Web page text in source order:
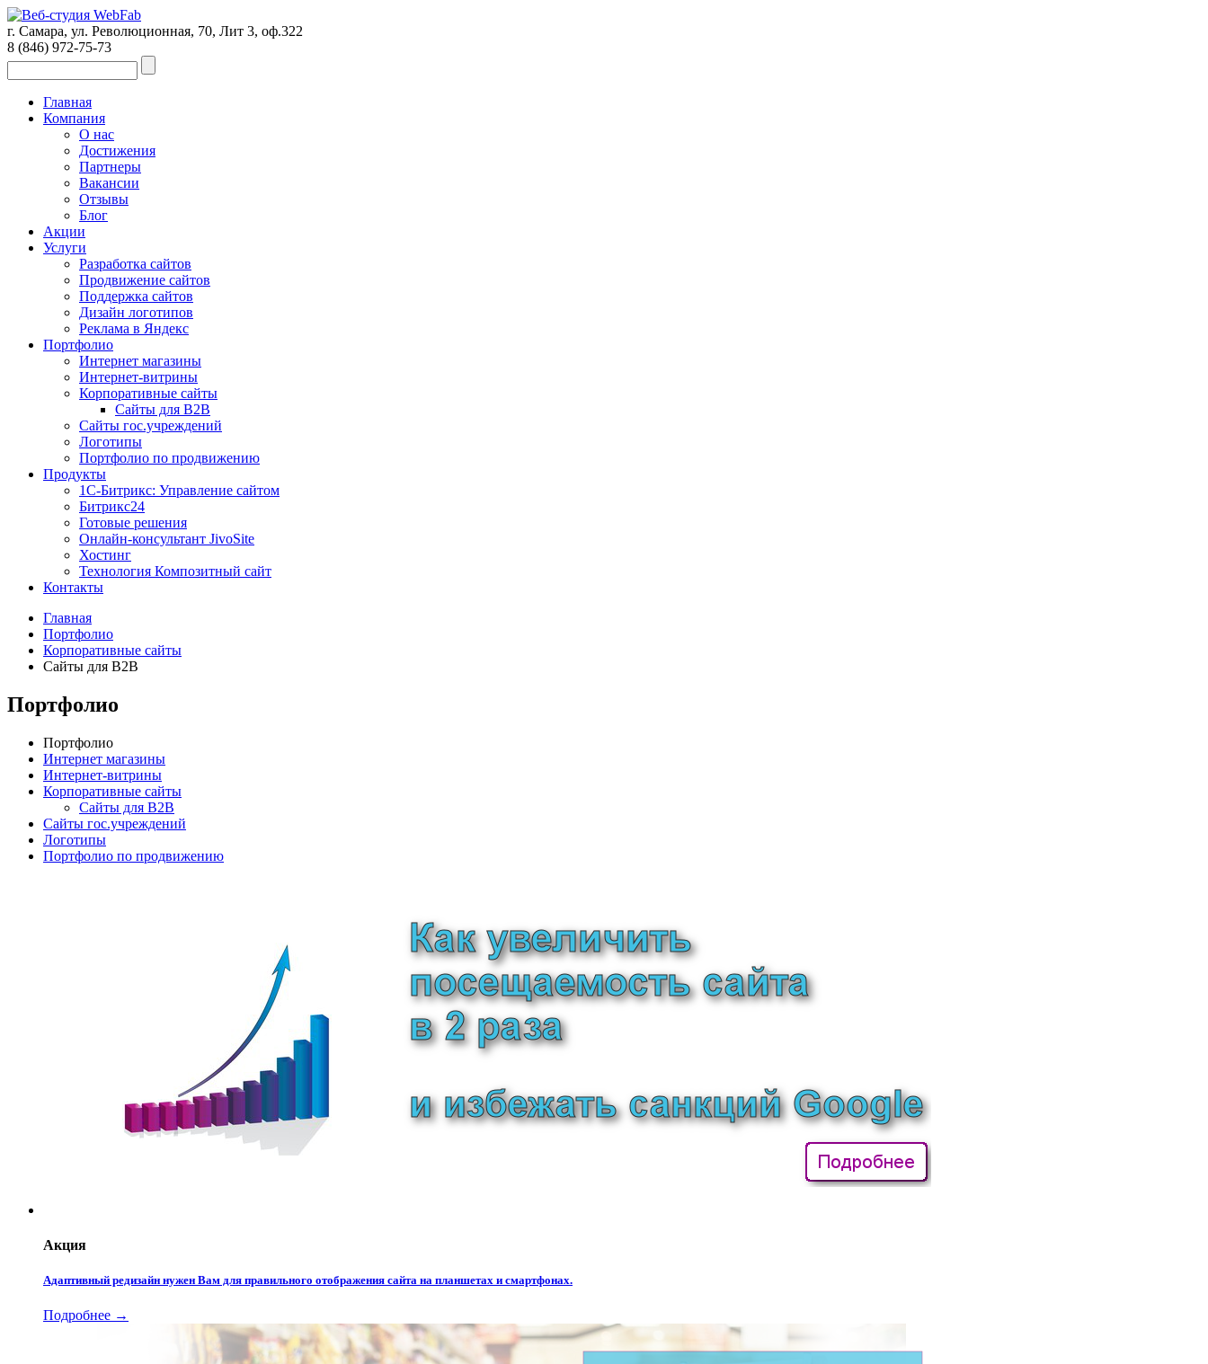
г. Самара, ул. Революционная, 70, Лит 3, оф.322
8 (846) 972-75-73
Главная
Компания
О нас
Достижения
Партнеры
Вакансии
Отзывы
Блог
Акции
Услуги
Разработка сайтов
Продвижение сайтов
Поддержка сайтов
Дизайн логотипов
Реклама в Яндекс
Портфолио
Интернет магазины
Интернет-витрины
Корпоративные сайты
Сайты для B2B
Сайты гос.учреждений
Логотипы
Портфолио по продвижению
Продукты
1С-Битрикс: Управление сайтом
Битрикс24
Готовые решения
Онлайн-консультант JivoSite
Хостинг
Технология Композитный сайт
Контакты
Главная
Портфолио
Корпоративные сайты
Сайты для B2B
Портфолио
Портфолио
Интернет магазины
Интернет-витрины
Корпоративные сайты
Сайты для B2B
Сайты гос.учреждений
Логотипы
Портфолио по продвижению
Акция
Адаптивный редизайн нужен Вам для правильного отображения сайта на планшетах и смартфонах.
Подробнее →